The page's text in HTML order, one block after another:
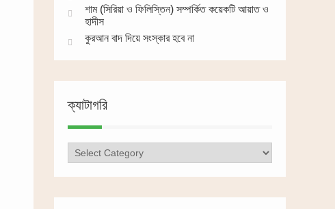
শাম (সিরিয়া ও ফিলিস্তিন) সম্পর্কিত কয়েকটি আয়াত ও
হাদীস
কুরআন বাদ দিয়ে সংস্কার হবে না
ক্যাটাগরি
ক্যাটাগরি